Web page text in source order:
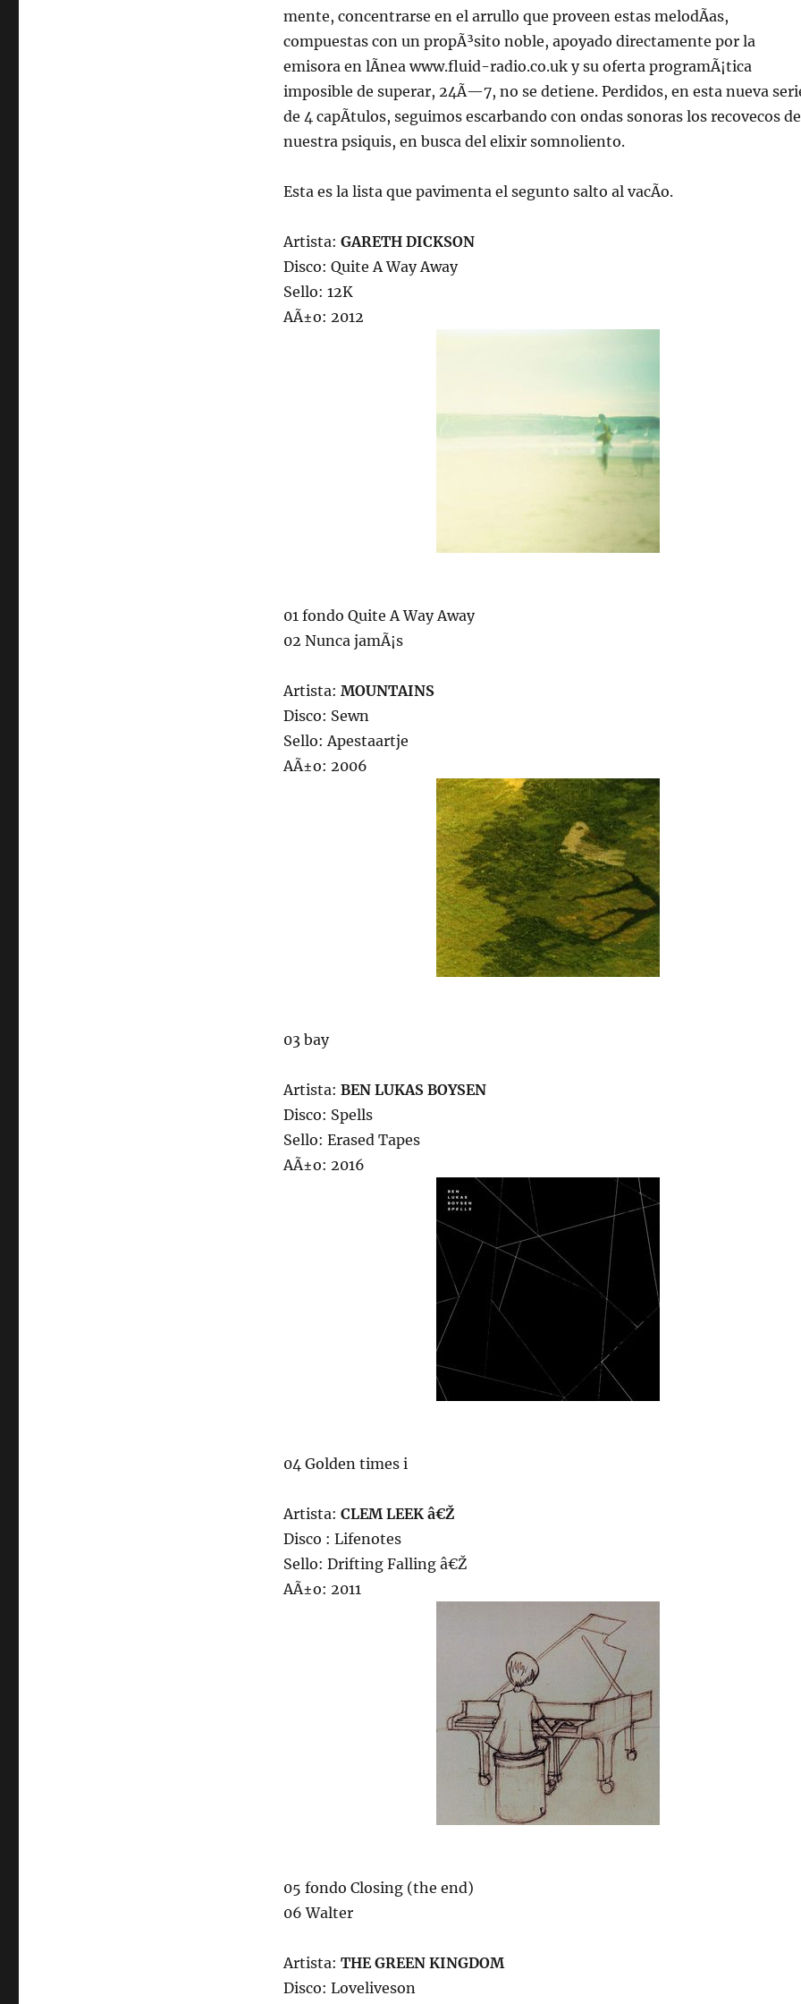
mente, concentrarse en el arrullo que proveen estas melodÃ­as,
compuestas con un propÃ³sito noble, apoyado directamente por la
emisora en lÃ­nea www.fluid-radio.co.uk y su oferta programÃ¡tica
imposible de superar, 24Ã—7, no se detiene. Perdidos, en esta nueva
de 4 capÃ­tulos, seguimos escarbando con ondas sonoras los recovecos de
nuestra psiquis, en busca del elixir somnoliento.
Esta es la lista que pavimenta el segunto salto al vacÃ­o.
Artista: GARETH DICKSON
Disco: Quite A Way Away
Sello: 12K
AÃ±o: 2012
01 fondo Quite A Way Away
02 Nunca jamÃ¡s
Artista: MOUNTAINS
Disco: Sewn
Sello: Apestaartje
AÃ±o: 2006
03 bay
Artista: BEN LUKAS BOYSEN
Disco: Spells
Sello: Erased Tapes
AÃ±o: 2016
04 Golden times i
Artista: CLEM LEEK â€Ž
Disco : Lifenotes
Sello: Drifting Falling â€Ž
AÃ±o: 2011
05 fondo Closing (the end)
06 Walter
Artista: THE GREEN KINGDOM
Disco: Loveliveson